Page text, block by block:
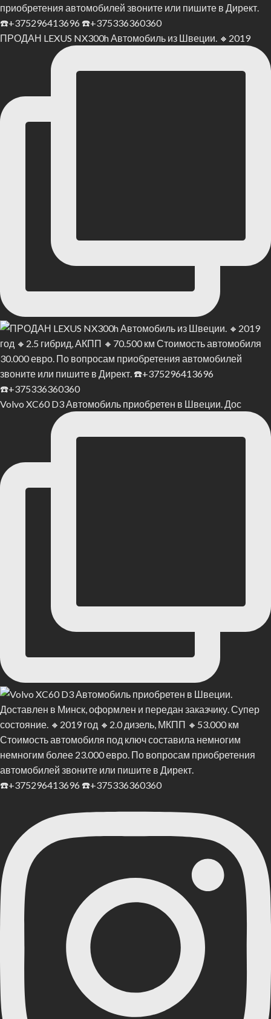
ПРОДАН LEXUS NX300h Автомобиль из Швеции. 🔸2019
Volvo XC60 D3 Автомобиль приобретен в Швеции. Дос